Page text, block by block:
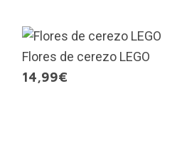
Flores de cerezo LEGO
14,99€